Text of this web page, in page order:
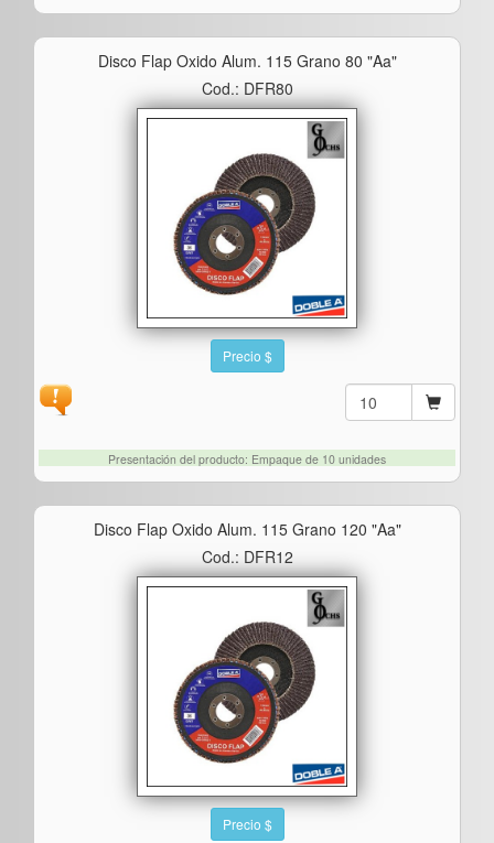
Disco Flap Oxido Alum. 115 Grano 80 "aa"
Cod.: DFR80
Precio $
Presentación del producto: Empaque de 10 unidades
Disco Flap Oxido Alum. 115 Grano 120 "aa"
Cod.: DFR12
Precio $